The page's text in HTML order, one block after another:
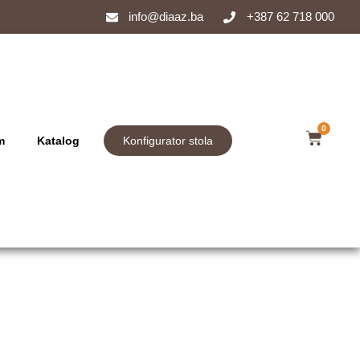
info@diaaz.ba +387 62 718 000
Katalog Konfigurator stola
0